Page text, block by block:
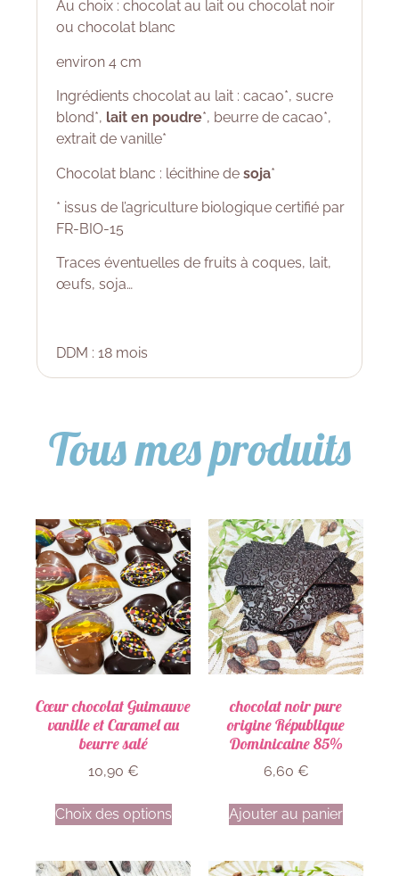
Au choix : chocolat au lait ou chocolat noir
ou chocolat blanc
environ 4 cm
Ingrédients chocolat au lait : cacao*, sucre
blond*, lait en poudre*, beurre de cacao*,
extrait de vanille*
Chocolat blanc : lécithine de soja*
* issus de l’agriculture biologique certifié par
FR-BIO-15
Traces éventuelles de fruits à coques, lait,
œufs, soja…
DDM : 18 mois
Tous mes produits
Cœur chocolat Guimauve
vanille et Caramel au
beurre salé
10,90 €
Choix des options
chocolat noir pure
origine République
Dominicaine 85%
6,60 €
Ajouter au panier